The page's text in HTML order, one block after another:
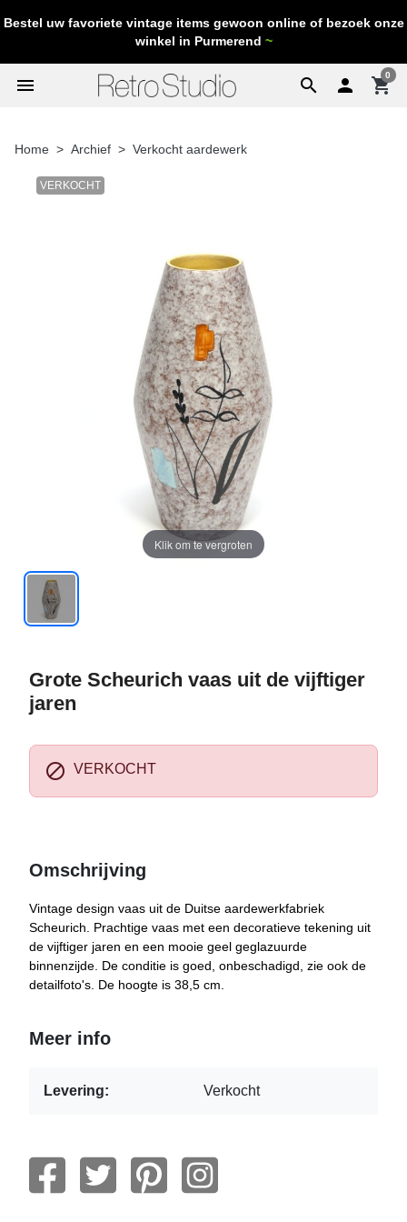
Bestel uw favoriete vintage items gewoon online of bezoek onze
winkel in Purmerend ~
search
menu  shopping_cart
0
Home Archief Verkocht aardewerk
VERKOCHT
Klik om te vergroten
Grote Scheurich vaas uit de vijftiger
jaren
 VERKOCHT
Omschrijving
Vintage design vaas uit de Duitse aardewerkfabriek
Scheurich. Prachtige vaas met een decoratieve tekening uit
de vijftiger jaren en een mooie geel geglazuurde
binnenzijde. De conditie is goed, onbeschadigd, zie ook de
detailfoto's. De hoogte is 38,5 cm.
Meer info
Levering: Verkocht